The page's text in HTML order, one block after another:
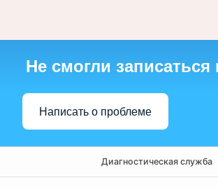
Не смогли записаться
Написать о проблеме
Диагностическая служба